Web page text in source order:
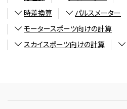
時差換算
パルスメーター
モータースポーツ向けの計算
スカイスポーツ向けの計算